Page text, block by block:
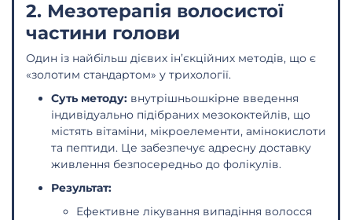
2. Мезотерапія волосистої
частини голови
Один із найбільш дієвих ін’єкційних методів, що є
«золотим стандартом» у трихології.
Суть методу: внутрішньошкірне введення
індивідуально підібраних мезококтейлів, що
містять вітаміни, мікроелементи, амінокислоти
та пептиди. Це забезпечує адресну доставку
живлення безпосередньо до фолікулів.
Результат:
Ефективне лікування випадіння волосся